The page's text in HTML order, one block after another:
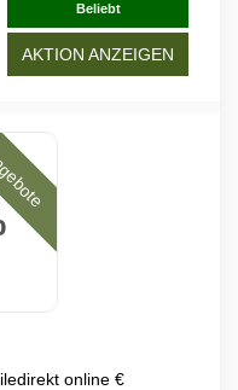
Beliebt
AKTION ANZEIGEN
online €